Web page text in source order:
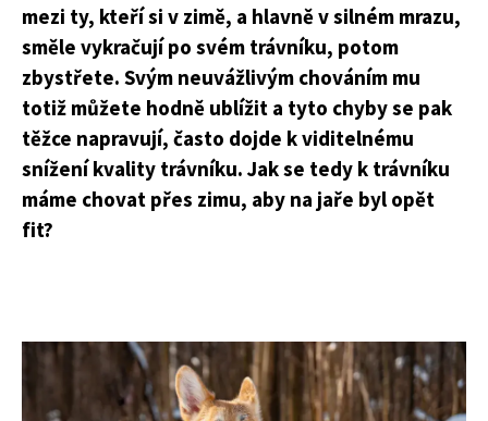
mezi ty, kteří si v zimě, a hlavně v silném mrazu,
směle vykračují po svém trávníku, potom
zbystřete. Svým neuvážlivým chováním mu
totiž můžete hodně ublížit a tyto chyby se pak
těžce napravují, často dojde k viditelnému
snížení kvality trávníku. Jak se tedy k trávníku
máme chovat přes zimu, aby na jaře byl opět
fit?